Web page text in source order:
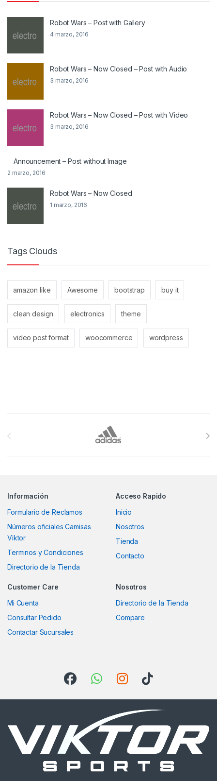
Robot Wars – Post with Gallery
4 marzo, 2016
Robot Wars – Now Closed – Post with Audio
3 marzo, 2016
Robot Wars – Now Closed – Post with Video
3 marzo, 2016
Announcement – Post without Image
2 marzo, 2016
Robot Wars – Now Closed
1 marzo, 2016
Tags Clouds
amazon like Awesome bootstrap buy it
clean design electronics theme
video post format woocommerce wordpress
Información
Formulario de Reclamos
Números oficiales Camisas
Viktor
Terminos y Condiciones
Directorio de la Tienda
Acceso Rapido
Inicio
Nosotros
Tienda
Contacto
Customer Care
Mi Cuenta
Consultar Pedido
Contactar Sucursales
Nosotros
Directorio de la Tienda
Compare